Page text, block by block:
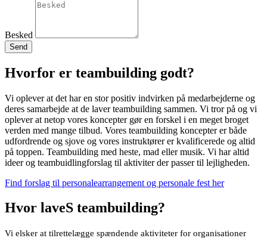
Besked
Send
Hvorfor er teambuilding godt?
Vi oplever at det har en stor positiv indvirken på medarbejderne og
deres samarbejde at de laver teambuilding sammen. Vi tror på og vi
oplever at netop vores koncepter gør en forskel i en meget broget
verden med mange tilbud. Vores teambuilding koncepter er både
udfordrende og sjove og vores instruktører er kvalificerede og altid
på toppen. Teambuilding med heste, mad eller musik. Vi har altid
ideer og teambuidlingforslag til aktiviter der passer til lejligheden.
Find forslag til personalearrangement og personale fest her
Hvor laveS teambuilding?
Vi elsker at tilrettelægge spændende aktiviteter for organisationer